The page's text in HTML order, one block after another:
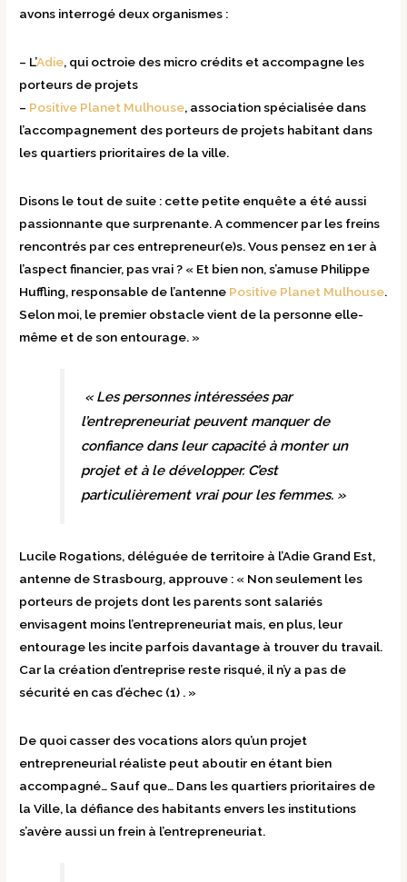
avons interrogé deux organismes :
– L’Adie, qui octroie des micro crédits et accompagne les
porteurs de projets
– Positive Planet Mulhouse, association spécialisée dans
l’accompagnement des porteurs de projets habitant dans
les quartiers prioritaires de la ville.
Disons le tout de suite : cette petite enquête a été aussi
passionnante que surprenante. A commencer par les freins
rencontrés par ces entrepreneur(e)s. Vous pensez en 1er à
l’aspect financier, pas vrai ? « Et bien non, s’amuse Philippe
Huffling, responsable de l’antenne Positive Planet Mulhouse.
Selon moi, le premier obstacle vient de la personne elle-
même et de son entourage. »
« Les personnes intéressées par
l’entrepreneuriat peuvent manquer de
confiance dans leur capacité à monter un
projet et à le développer. C’est
particulièrement vrai pour les femmes. »
Lucile Rogations, déléguée de territoire à l’Adie Grand Est,
antenne de Strasbourg, approuve : « Non seulement les
porteurs de projets dont les parents sont salariés
envisagent moins l’entrepreneuriat mais, en plus, leur
entourage les incite parfois davantage à trouver du travail.
Car la création d’entreprise reste risqué, il n’y a pas de
sécurité en cas d’échec (1) . »
De quoi casser des vocations alors qu’un projet
entrepreneurial réaliste peut aboutir en étant bien
accompagné… Sauf que… Dans les quartiers prioritaires de
la Ville, la défiance des habitants envers les institutions
s’avère aussi un frein à l’entrepreneuriat.